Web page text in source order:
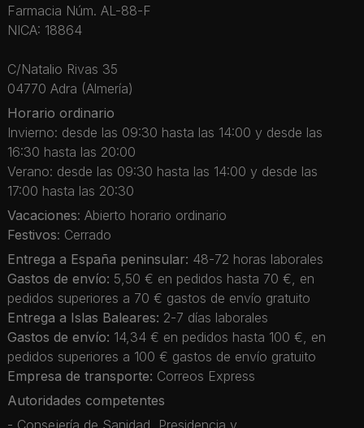
Farmacia Núm. AL-88-F
NICA: 18864
C/Natalio Rivas 35
04770 Adra (Almería)
Horario ordinario
Invierno: desde las 09:30 hasta las 14:00 y desde las
16:30 hasta las 20:00
Verano: desde las 09:30 hasta las 14:00 y desde las
17:00 hasta las 20:30
Vacaciones: Abierto horario ordinario
Festivos: Cerrado
Entrega a España peninsular: 48-72 horas laborales
Gastos de envío: 5,50 € en pedidos hasta 70 €, en
pedidos superiores a 70 € gastos de envío gratuito
Entrega a Islas Baleares: 2-7 días laborales
Gastos de envío: 14,34 € en pedidos hasta 100 €, en
pedidos superiores a 100 € gastos de envío gratuito
Empresa de transporte: Correos Express
Autoridades competentes
- Consejería de Sanidad, Presidencia y